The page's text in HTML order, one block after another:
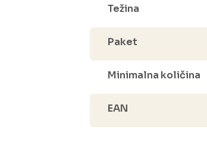
Težina
Paket
Minimalna količina
EAN